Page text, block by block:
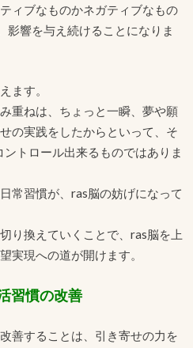
ィブなものかネガティブなもの
影響を与え続けることになりま
ます。
重ねは、ちょっと一瞬、夢や願
の実践をしたからといって、そ
トロール出来るものではありま
常習慣が、ras脳の妨げになって
り換えていくことで、ras脳を上
実現への道が開けます。
習慣の改善
善することは、引き寄せの力を